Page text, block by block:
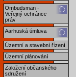
Ombudsman -
Veřejný ochránce
práv
Aarhuská úmluva
Územní a stavební řízení
Územní plánování
Založení občanského
sdružení